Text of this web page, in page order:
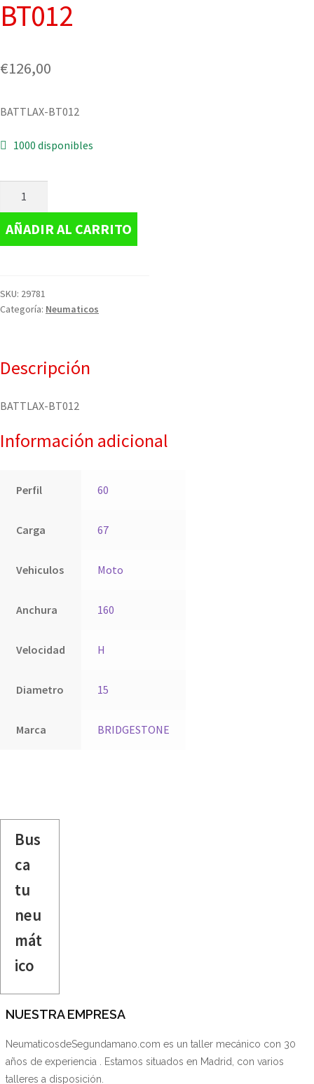
BT012
€126,00
BATTLAX-BT012
1000 disponibles
AÑADIR AL CARRITO
SKU: 29781
Categoría: Neumaticos
Descripción
BATTLAX-BT012
Información adicional
Perfil 60
Carga 67
Vehiculos Moto
Anchura 160
Velocidad H
Diametro 15
Marca BRIDGESTONE
Bus
ca
tu
neu
mát
ico
NUESTRA EMPRESA
NeumaticosdeSegundamano.com es un taller mecánico con 30
años de experiencia . Estamos situados en Madrid, con varios
talleres a disposición.